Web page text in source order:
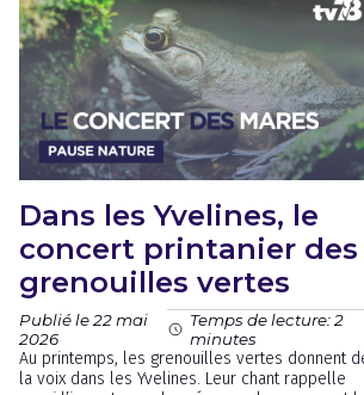
Dans les Yvelines, le
concert printanier des
grenouilles vertes
Publié le 22 mai
2026
Temps de lecture: 2
minutes
Au printemps, les grenouilles vertes donnent
la voix dans les Yvelines. Leur chant rappelle